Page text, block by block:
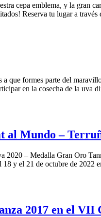
cepa emblema, y la
Reserva tu lugar a
que formes parte del
en la cosecha de la uva
al Mundo –
2020 – Medalla Gran Oro
18 y el 21 de octubre de 2022
2017 en el VII